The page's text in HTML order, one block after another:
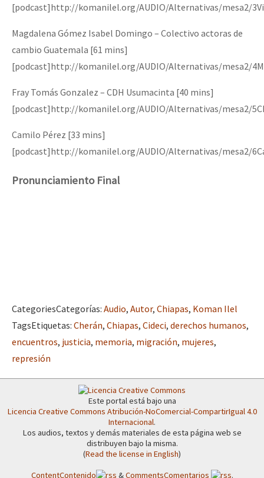
[podcast]http://komanilel.org/AUDIO/Alternativas/mesa2/
Magdalena Gómez Isabel Domingo – Colectivo actoras de
cambio Guatemala [61 mins]
[podcast]http://komanilel.org/AUDIO/Alternativas/mesa2/
Fray Tomás Gonzalez – CDH Usumacinta [40 mins]
[podcast]http://komanilel.org/AUDIO/Alternativas/mesa2/
Camilo Pérez [33 mins]
[podcast]http://komanilel.org/AUDIO/Alternativas/mesa2/
Pronunciamiento Final
CategoriesCategorías: Audio, Autor, Chiapas, Koman Ilel
TagsEtiquetas: Cherán, Chiapas, Cideci, derechos humanos,
encuentros, justicia, memoria, migración, mujeres,
represión
Este portal está bajo una
Licencia Creative Commons Atribución-NoComercial-CompartirIgual 4.0
Internacional.
Los audios, textos y demás materiales de esta página web se
distribuyen bajo la misma.
(Read the license in English)
ContentContenido &CommentsComentarios .